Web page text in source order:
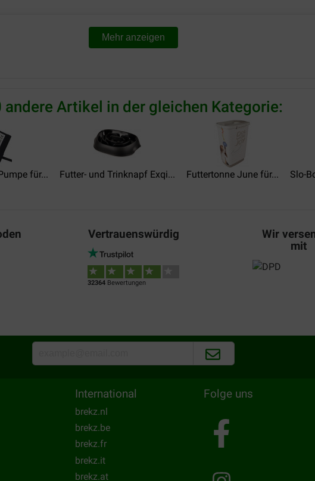
Leistungsverhältnis:
marleen hoet
Translate to English
H Soons
Translate to English
Mehr anzeigen
andere Artikel in der gleichen Kategorie:
für... Futter- und Trinknapf Exqi... Futtertonne June für... Slo-
Vertrauenswürdig
32364Bewertungen
Wir
mit
International
brekz.nl
brekz.be
brekz.fr
brekz.it
brekz.at
Folge uns